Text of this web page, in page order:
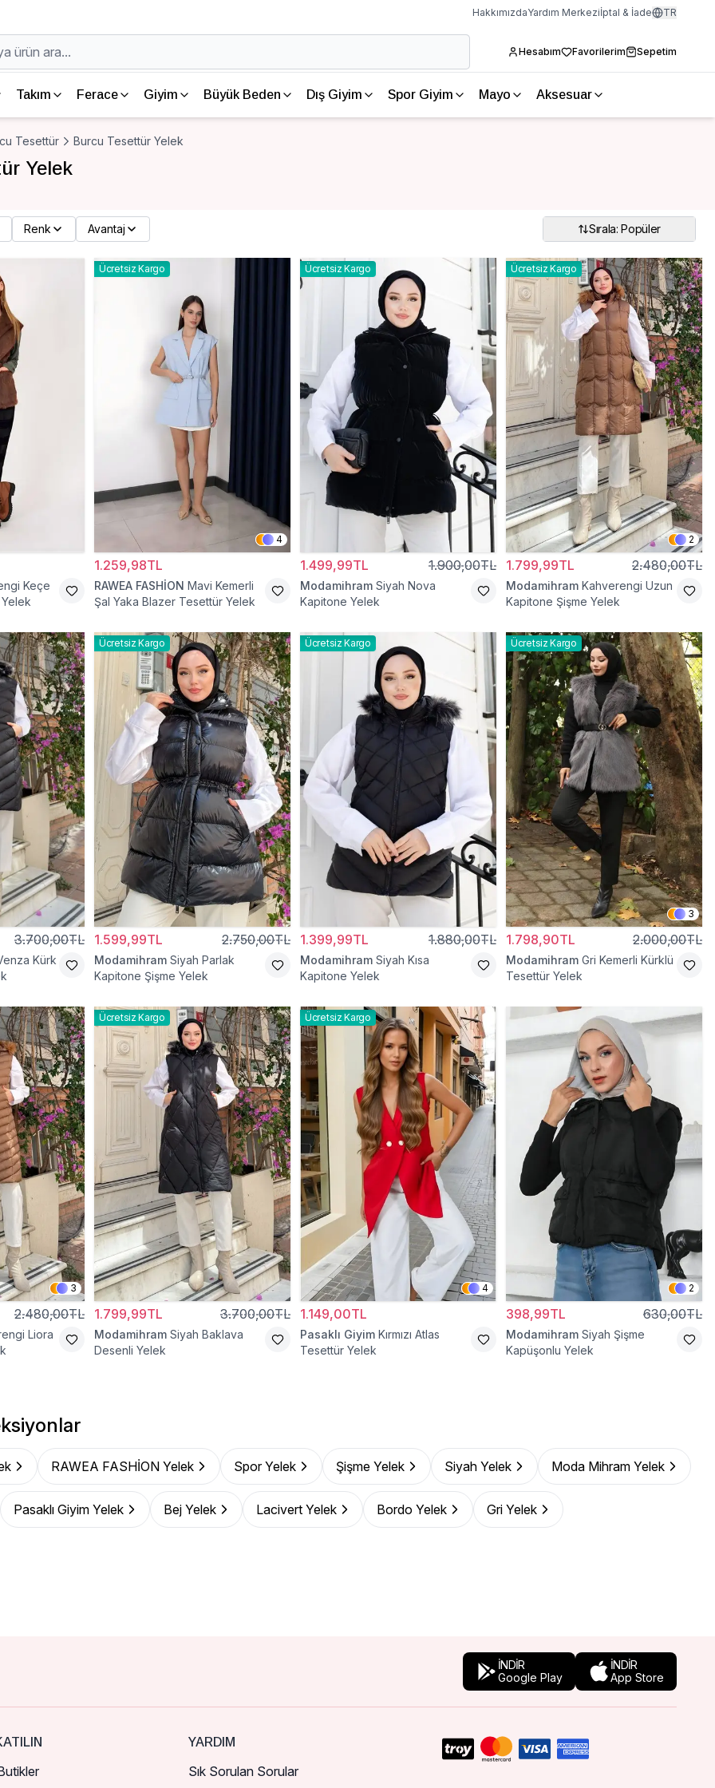
HakkımızdaYardım Merkeziİptal & İade TR
Hesabım Favorilerim Sepetim
Takım Ferace Giyim Büyük Beden Dış Giyim Spor Giyim Mayo Aksesuar
Tesettür Burcu Tesettür Yelek
Yelek
Renk Avantaj Sırala: Popüler
Keçe
Ücretsiz Kargo
4
1.259,98TL
RAWEA FASHİON Mavi Kemerli
Şal Yaka Blazer Tesettür Yelek
Ücretsiz Kargo
1.499,99TL 1.900,00TL
Modamihram Siyah Nova
Kapitone Yelek
Ücretsiz Kargo
2
1.799,99TL 2.480,00TL
Modamihram Kahverengi Uzun
Kapitone Şişme Yelek
3.700,00TL
Kürk
Ücretsiz Kargo
1.599,99TL 2.750,00TL
Modamihram Siyah Parlak
Kapitone Şişme Yelek
Ücretsiz Kargo
1.399,99TL 1.880,00TL
Modamihram Siyah Kısa
Kapitone Yelek
Ücretsiz Kargo
3
1.798,90TL 2.000,00TL
Modamihram Gri Kemerli Kürklü
Tesettür Yelek
3
2.480,00TL
Liora
Ücretsiz Kargo
1.799,99TL 3.700,00TL
Modamihram Siyah Baklava
Desenli Yelek
Ücretsiz Kargo
4
1.149,00TL
Pasaklı Giyim Kırmızı Atlas
Tesettür Yelek
2
398,99TL 630,00TL
Modamihram Siyah Şişme
Kapüşonlu Yelek
RAWEA FASHİON Yelek Spor Yelek Şişme Yelek Siyah Yelek Moda Mihram Yelek
Pasaklı Giyim Yelek Bej Yelek Lacivert Yelek Bordo Yelek Gri Yelek
İNDİR
Google Play
İNDİR
App Store
YARDIM
Sık Sorulan Sorular